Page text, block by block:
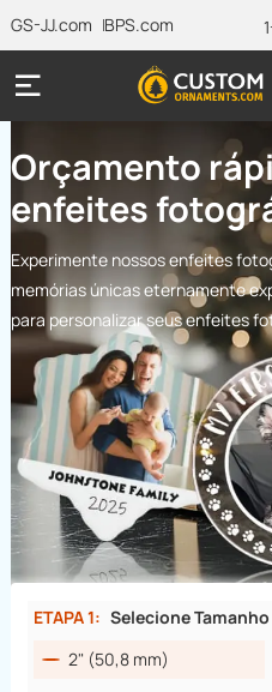
GS-JJ.com BPS.com
Orçamento
enfeites
Experimente nossos enfeites
memórias únicas eternamente
para personalizar seus enfeites
ETAPA 1: Selecione Tamanho
2" (50,8 mm)